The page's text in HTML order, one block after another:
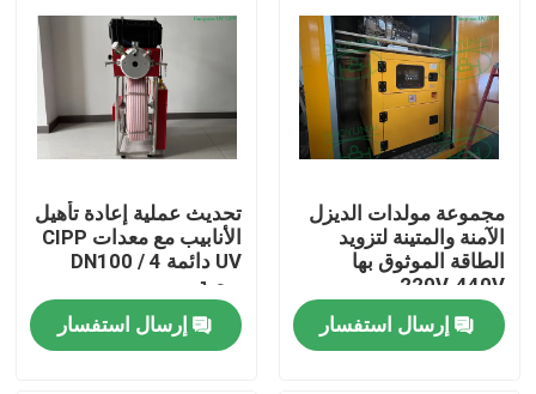
معلومات عنا
جولة في المعمل
رقابة جودة
اتصل بنا
مجموعة مولدات الديزل
الآمنة والمتينة لتزويد
الطاقة الموثوق بها
220V-440V
إرسال استفسار
تحديث عملية إعادة تأهيل
الأنابيب مع معدات CIPP
UV دائمة DN100 / 4
بوصة
إرسال استفسار